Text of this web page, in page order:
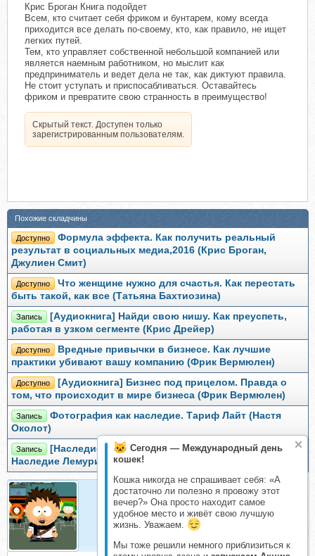
Сегодня — Международный день
кошек!
Кошка никогда не спрашивает себя: «А
достаточно ли полезно я провожу этот
вечер?» Она просто находит самое
удобное место и живёт свою лучшую
жизнь. Уважаем.
Мы тоже решили немного приблизиться к
Крис Броган Книга подойдет
Всем, кто считает себя фриком и бунтарем, кому всегда
приходится все делать по-своему, кто, как правило, не ищет
легких путей.
Тем, кто управляет собственной небольшой компанией или
является наемным работником, но мыслит как
предприниматель и ведет дела не так, как диктуют правила.
Не стоит уступать и приспосабливаться. Оставайтесь
фриком и превратите свою странность в преимущество!
Скрытый текст. Доступен только
зарегистрированным пользователям.
Похожие складчины
Доступно
Формула эффекта. Как получить реальный
результат в социальных медиа,2016 (Крис Броган,
Джулиен Смит)
Доступно
Что женщине нужно для счастья. Как перестать
быть такой, как все (Татьяна Бахтиозина)
Запись
[Аудиокнига] Найди свою нишу. Как преуспеть,
работая в узком сегменте (Крис Дрейер)
Доступно
Вредные привычки в бизнесе. Как лучшие
практики убивают вашу компанию (Фрик Вермюлен)
Доступно
[Аудиокнига] Бизнес под прицелом. Правда о
том, что происходит в мире бизнеса (Фрик Вермюлен)
Запись
Фотография как наследие. Тариф Лайт (Настя
Околот)
Запись
[Наследие Баст] Альвийская цивилизация.
Наследие Лемурийцев. Исследование (Саккара Леви)
Kodenia
Складчик